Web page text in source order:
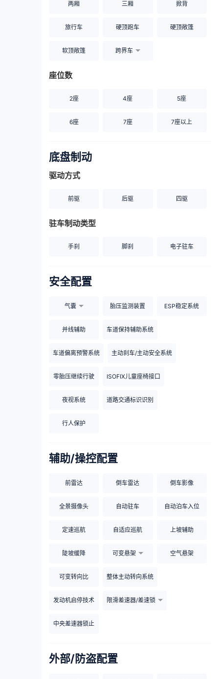
两厢 三厢 掀背
旅行车 硬顶跑车 硬顶敞篷
软顶敞篷 跨界车
座位数
2座 4座 5座
6座 7座 7座以上
底盘制动
驱动方式
前驱 后驱 四驱
驻车制动类型
手刹 脚刹 电子驻车
安全配置
气囊 胎压监测装置 ESP稳定系统
并线辅助 车道保持辅助系统
车道偏离预警系统 主动刹车/主动安全系统
零胎压继续行驶 ISOFIX儿童座椅接口
夜视系统 道路交通标识识别
行人保护
辅助/操控配置
前雷达 倒车雷达 倒车影像
全景摄像头 自动驻车 自动泊车入位
定速巡航 自适应巡航 上坡辅助
陡坡缓降 可变悬架 空气悬架
可变转向比 整体主动转向系统
发动机启停技术 限滑差速器/差速锁
中央差速器锁止
外部/防盗配置